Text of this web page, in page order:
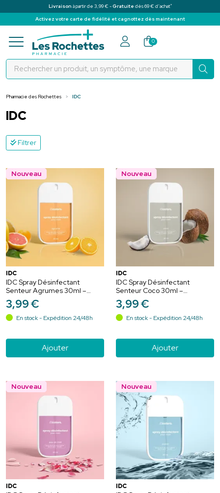
Livraison à partir de 3,99 € -Gratuite dès 69 € d’achat*
Activez votre carte de fidélité et cagnottez dès maintenant
Pharmacie des Rochettes Votre
0
Pharmacie des Rochettes IDC
IDC
Filtrer
Nouveau
IDC
IDC Spray Désinfectant
Senteur Agrumes 30ml –
Assainissement et fraîcheur
3,99€
En stock - Expédition 24/48h
Ajouter
Nouveau
IDC
IDC Spray Désinfectant
Senteur Coco 30ml –
Assainissement et douceur
3,99€
En stock - Expédition 24/48h
Ajouter
Nouveau
IDC
Nouveau
IDC